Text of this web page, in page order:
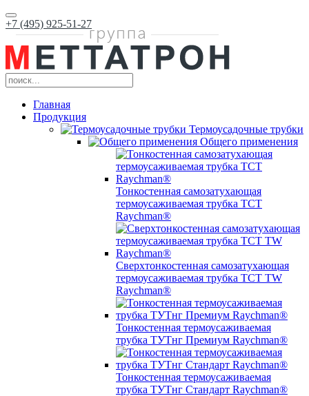
+7 (495) 925-51-27
Главная
Продукция
Термоусадочные трубки
Общего применения
Тонкостенная самозатухающая
термоусаживаемая трубка ТCT
Raychman®
Сверхтонкостенная самозатухающая
термоусаживаемая трубка ТCT TW
Raychman®
Тонкостенная термоусаживаемая
трубка ТУТнг Премиум Raychman®
Тонкостенная термоусаживаемая
трубка ТУТнг Стандарт Raychman®